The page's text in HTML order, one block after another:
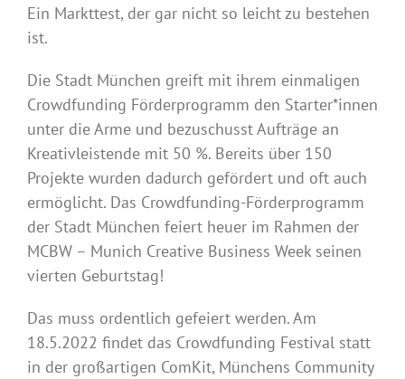
Ein Markttest, der gar nicht so leicht zu bestehen
ist.
Die Stadt München greift mit ihrem einmaligen
Crowdfunding Förderprogramm den Starter*innen
unter die Arme und bezuschusst Aufträge an
Kreativleistende mit 50 %. Bereits über 150
Projekte wurden dadurch gefördert und oft auch
ermöglicht. Das Crowdfunding-Förderprogramm
der Stadt München feiert heuer im Rahmen der
MCBW – Munich Creative Business Week seinen
vierten Geburtstag!
Das muss ordentlich gefeiert werden. Am
18.5.2022 findet das Crowdfunding Festival statt
in der großartigen ComKit, Münchens Community